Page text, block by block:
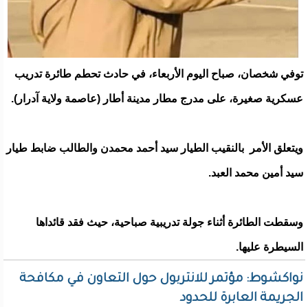
توفي شخصان، صباح اليوم الأربعاء، في حادث تحطم طائرة تدريب
عسكرية صغيرة، على مدرج مطار مدينة أطار (عاصمة ولاية آدرار).
ويتعلق الأمر بالنقيب الطيار سيد أحمد محمدن والطالب ضابط طيار
سيد أمين محمد العبد.
وسقطت الطائرة أثناء جولة تدريبية صباحية، حيث فقد قائداها
السيطرة عليها.
نواكشوط: مؤتمر للانتربول حول التعاون في مكافحة
الجريمة العابرة للحدود